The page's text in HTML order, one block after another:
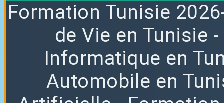
Formation Tunisie
de Vie en Tunisie -
Informatique en
Automobile en